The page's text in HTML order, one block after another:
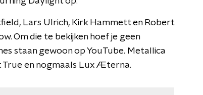
Lars Ulrich, Kirk Hammett en Robert
Om die te bekijken hoef je geen
staan gewoon op YouTube. Metallica
True en nogmaals Lux Æterna.